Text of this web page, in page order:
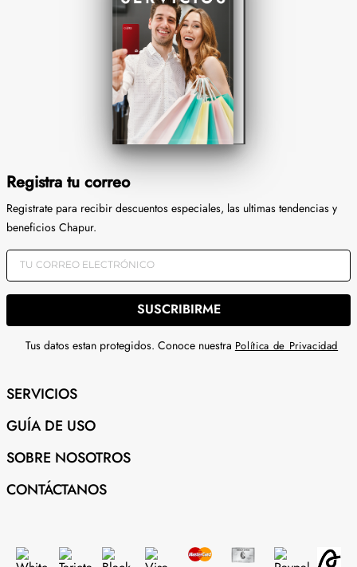
Registra tu correo
Registrate para recibir descuentos especiales, las ultimas tendencias y
beneficios Chapur.
SUSCRIBIRME
Tus datos estan protegidos. Conoce nuestra Política de Privacidad
SERVICIOS
GUÍA DE USO
SOBRE NOSOTROS
CONTÁCTANOS